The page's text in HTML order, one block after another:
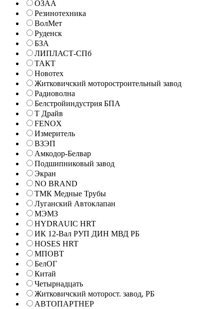
ОЗАА
Резинотехника
ВолМет
Руденск
БЗА
ЛИПЛАСТ-СПб
ТАКТ
Новотех
Житковичский моторостроительный завод
Радиоволна
Белстройиндустрия БПА
Т Драйв
FENOX
Измеритель
ВЗЭП
Амкодор-Белвар
Подшипниковый завод
Экран
NO BRAND
ТМК Медные Трубы
Луганский Автоклапан
МЭМЗ
HYDRAUIC HRT
ИК 12-Вал РУП ДИН МВД РБ
HOSES HRT
МПОВТ
БелОГ
Китай
Четырнадцать
Житковичский моторост. завод, РБ
АВТОПАРТНЕР